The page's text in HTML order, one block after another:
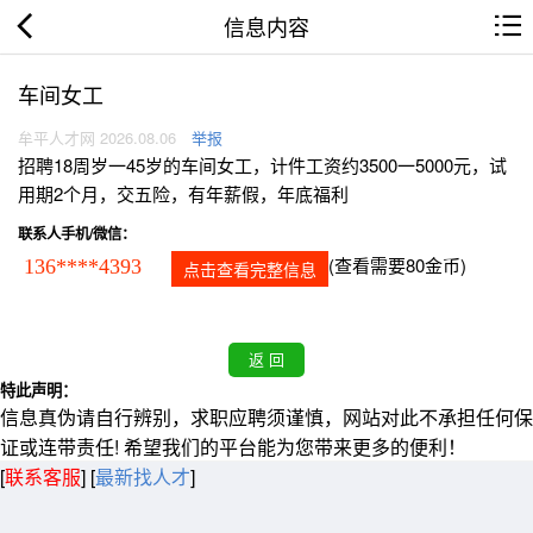
信息内容
车间女工
牟平人才网 2026.08.06 举报
招聘18周岁一45岁的车间女工，计件工资约3500一5000元，试
用期2个月，交五险，有年薪假，年底福利
联系人手机/微信：
136****4393 点击查看完整信息 (查看需要80金币)
特此声明：
信息真伪请自行辨别，求职应聘须谨慎，网站对此不承担任何保
证或连带责任! 希望我们的平台能为您带来更多的便利！
[联系客服] [最新找人才]